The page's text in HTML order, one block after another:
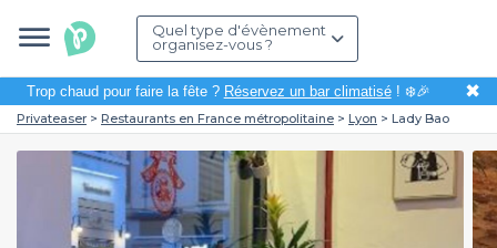
Quel type d'évènement
organisez-vous ?
Trop chaud pour faire la fête ? Réservez un bar climatisé! ❄️🎉 ✖
Privateaser Restaurants en France métropolitaine Lyon Lady Bao